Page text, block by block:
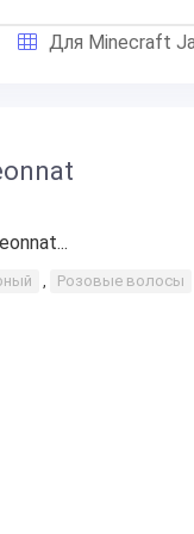
Для Minecraft
, Розовые волосы